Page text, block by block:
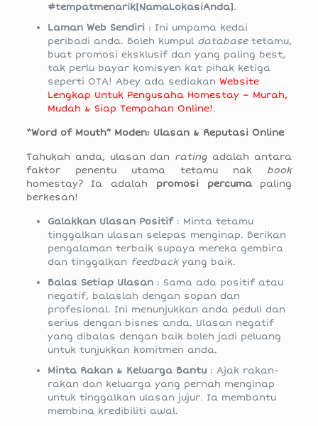
#tempatmenarik[NamaLokasiAnda].
Laman Web Sendiri : Ini umpama kedai
peribadi anda. Boleh kumpul databasetetamu,
buat promosi eksklusif dan yang paling best,
tak perlu bayar komisyen kat pihak ketiga
seperti OTA! Abey ada sediakan Website
Lengkap Untuk Pengusaha Homestay – Murah,
Mudah & Siap Tempahan Online!.
“Word of Mouth” Moden: Ulasan & Reputasi Online
Tahukah anda, ulasan dan rating adalah antara
faktor penentu utama tetamu nak book
homestay? Ia adalah promosi percumapaling
berkesan!
Galakkan Ulasan Positif : Minta tetamu
tinggalkan ulasan selepas menginap. Berikan
pengalaman terbaik supaya mereka gembira
dan tinggalkan feedbackyang baik.
Balas Setiap Ulasan : Sama ada positif atau
negatif, balaslah dengan sopan dan
profesional. Ini menunjukkan anda peduli dan
serius dengan bisnes anda. Ulasan negatif
yang dibalas dengan baik boleh jadi peluang
untuk tunjukkan komitmen anda.
Minta Rakan & Keluarga Bantu : Ajak rakan-
rakan dan keluarga yang pernah menginap
untuk tinggalkan ulasan jujur. Ia membantu
membina kredibiliti awal.